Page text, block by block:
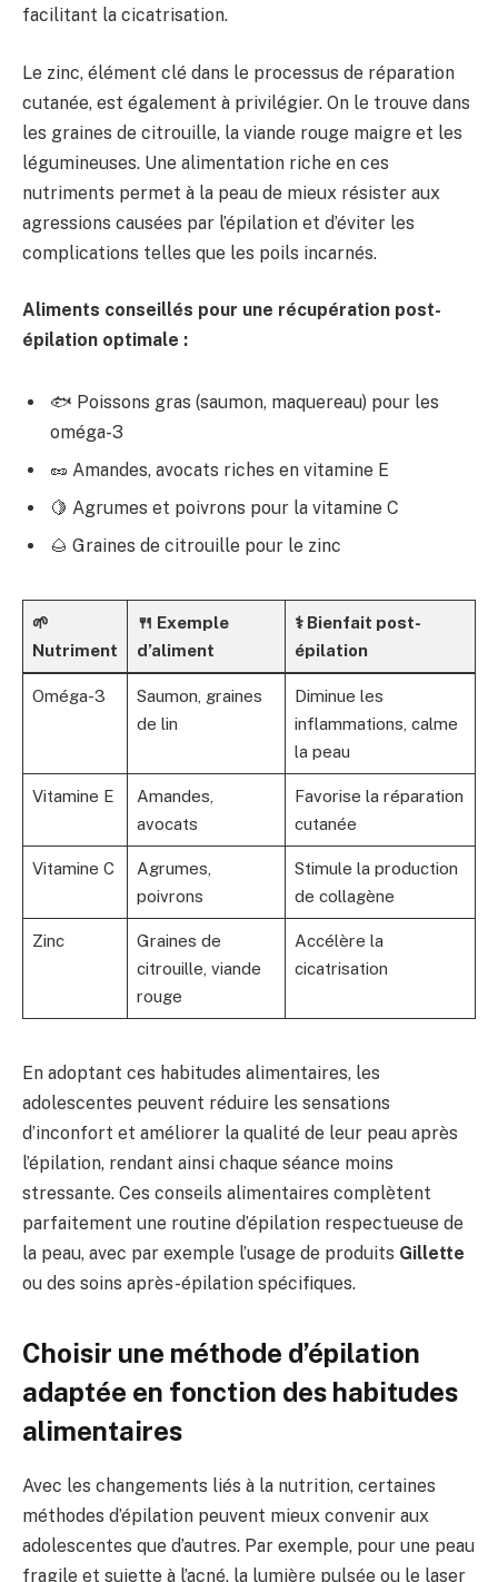
facilitant la cicatrisation.
Le zinc, élément clé dans le processus de réparation
cutanée, est également à privilégier. On le trouve dans
les graines de citrouille, la viande rouge maigre et les
légumineuses. Une alimentation riche en ces
nutriments permet à la peau de mieux résister aux
agressions causées par l’épilation et d’éviter les
complications telles que les poils incarnés.
Aliments conseillés pour une récupération post-
épilation optimale :
🐟 Poissons gras (saumon, maquereau) pour les
oméga-3
🥜 Amandes, avocats riches en vitamine E
🍋 Agrumes et poivrons pour la vitamine C
🌰 Graines de citrouille pour le zinc
🌱
Nutriment
🍴 Exemple
d’aliment
⚕️ Bienfait post-
épilation
Oméga-3
Saumon, graines
de lin
Diminue les
inflammations, calme
la peau
Vitamine E
Amandes,
avocats
Favorise la réparation
cutanée
Vitamine C
Agrumes,
poivrons
Stimule la production
de collagène
Zinc
Graines de
citrouille, viande
rouge
Accélère la
cicatrisation
En adoptant ces habitudes alimentaires, les
adolescentes peuvent réduire les sensations
d’inconfort et améliorer la qualité de leur peau après
l’épilation, rendant ainsi chaque séance moins
stressante. Ces conseils alimentaires complètent
parfaitement une routine d’épilation respectueuse de
la peau, avec par exemple l’usage de produits Gillette
ou des soins après-épilation spécifiques.
Choisir une méthode d’épilation
adaptée en fonction des habitudes
alimentaires
Avec les changements liés à la nutrition, certaines
méthodes d’épilation peuvent mieux convenir aux
adolescentes que d’autres. Par exemple, pour une peau
fragile et sujette à l’acné, la lumière pulsée ou le laser